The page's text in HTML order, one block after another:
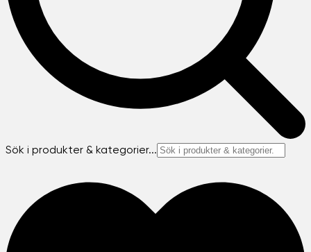
Sök i produkter & kategorier...